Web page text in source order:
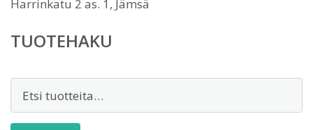
Harrinkatu 2 as. 1, Jämsä
TUOTEHAKU